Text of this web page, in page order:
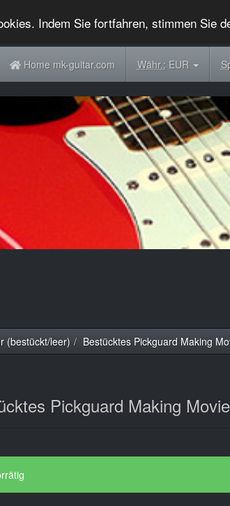
Indem Sie fortfahren, stimmen Sie
Home mk-guitar.com Währ.:EUR
(bestückt/leer) Bestücktes Pickguard Making
Pickguard Making